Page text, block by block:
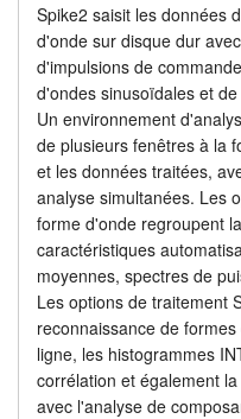
Revendeurs
Spike2 saisit les données
d'onde sur disque dur
d'impulsions de
d'ondes sinusoïdales et
Un environnement
de plusieurs fenêtres à la
et les données traitées,
analyse simultanées. Les
forme d'onde regroupent
caractéristiques
moyennes, spectres de
Les options de traitement
reconnaissance de
ligne, les histogrammes
corrélation et également
avec l'analyse de